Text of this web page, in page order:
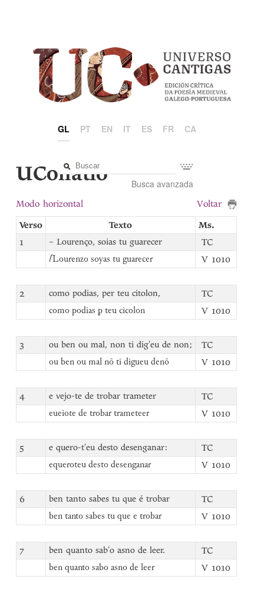
GL PT EN IT ES FR CA
Busca avanzada
UCollatio
Modo horizontal
Voltar
Verso
Texto
Ms.
1
– Lourenço, soias tu guarecer TC
⌈Lourenzo soyas tu guarecer V 1010
2 como podias, per teu citolon, TC
como podias ꝑ teu cicolon V 1010
3 ou ben ou mal, non ti dig’eu de non; TC
ou ben ou mal nō ti digueu denō V 1010
4 e vejo-te de trobar trameter TC
eueiote de trobar trameteer V 1010
5 e quero-t’eu desto desenganar: TC
equeroteu desto desenganar V 1010
6 ben tanto sabes tu que é trobar TC
ben tanto sabes tu que e trobar V 1010
7 ben quanto sab’o asno de leer. TC
ben quanto sabo asno de leer V 1010